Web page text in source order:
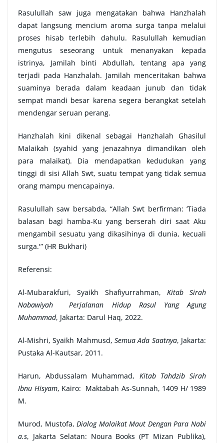
Rasulullah saw juga mengatakan bahwa Hanzhalah
dapat langsung mencium aroma surga tanpa melalui
proses hisab terlebih dahulu. Rasulullah kemudian
mengutus seseorang untuk menanyakan kepada
istrinya, Jamilah binti Abdullah, tentang apa yang
terjadi pada Hanzhalah. Jamilah menceritakan bahwa
suaminya berada dalam keadaan junub dan tidak
sempat mandi besar karena segera berangkat setelah
mendengar seruan perang.
Hanzhalah kini dikenal sebagai Hanzhalah Ghasilul
Malaikah (syahid yang jenazahnya dimandikan oleh
para malaikat). Dia mendapatkan kedudukan yang
tinggi di sisi Allah Swt, suatu tempat yang tidak semua
orang mampu mencapainya.
Rasulullah saw bersabda, “Allah Swt berfirman: ‘Tiada
balasan bagi hamba-Ku yang berserah diri saat Aku
mengambil sesuatu yang dikasihinya di dunia, kecuali
surga.'” (HR Bukhari)
Referensi:
Al-Mubarakfuri, Syaikh Shafiyurrahman, Kitab Sirah
Nabawiyah Perjalanan Hidup Rasul Yang Agung
Muhammad, Jakarta: Darul Haq, 2022.
Al-Mishri, Syaikh Mahmusd, Semua Ada Saatnya, Jakarta:
Pustaka Al-Kautsar, 2011.
Harun, Abdussalam Muhammad, Kitab Tahdzib Sirah
Ibnu Hisyam, Kairo: Maktabah As-Sunnah, 1409 H/ 1989
M.
Murod, Mustofa, Dialog Malaikat Maut Dengan Para Nabi
a.s, Jakarta Selatan: Noura Books (PT Mizan Publika),